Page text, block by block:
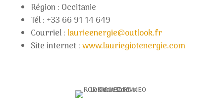
Région : Occitanie
Tél : +33 66 91 14 649
Courriel : laurieenergie@outlook.fr
Site internet :www.lauriegiotenergie.com